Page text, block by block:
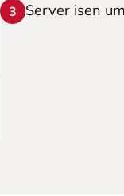
3 Server isen